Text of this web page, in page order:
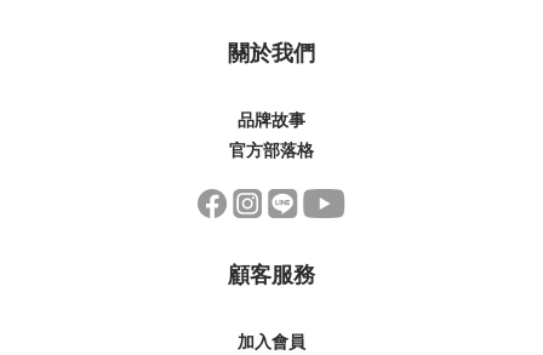
關於我們
品牌故事
官方部落格
顧客服務
加入會員